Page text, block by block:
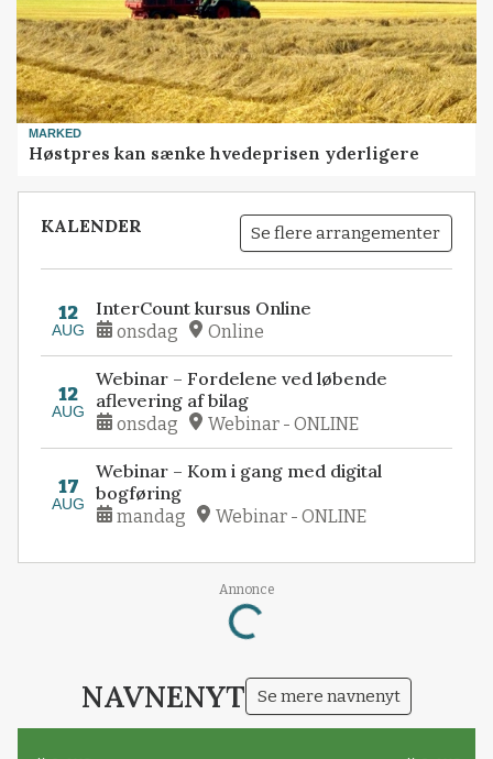
MARKED
Høstpres kan sænke hvedeprisen yderligere
KALENDER Se flere arrangementer
12
AUG
InterCount kursus Online
onsdag Online
12
AUG
Webinar – Fordelene ved løbende
aflevering af bilag
onsdag Webinar - ONLINE
17
AUG
Webinar – Kom i gang med digital
bogføring
mandag Webinar - ONLINE
Annonce
Loading...
NAVNENYT Se mere navnenyt